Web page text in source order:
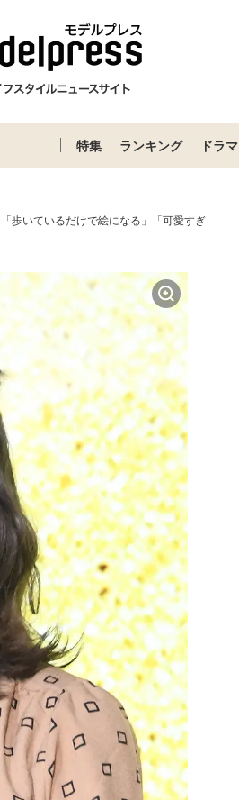
特集 ランキング ドラマ
歩いているだけで絵になる」「可愛すぎ